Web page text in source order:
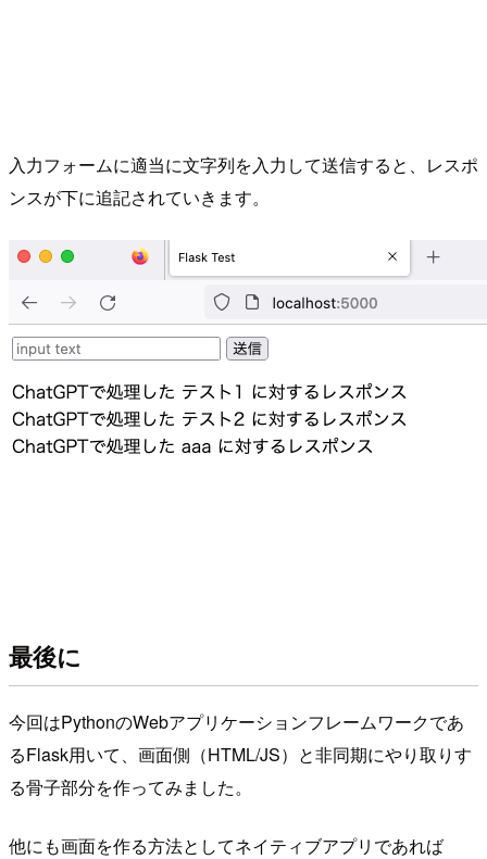
入力フォームに適当に文字列を入力して送信すると、レスポ
ンスが下に追記されていきます。
最後に
今回はPythonのWebアプリケーションフレームワークであ
るFlask用いて、画面側（HTML/JS）と非同期にやり取りす
る骨子部分を作ってみました。
他にも画面を作る方法としてネイティブアプリであれば